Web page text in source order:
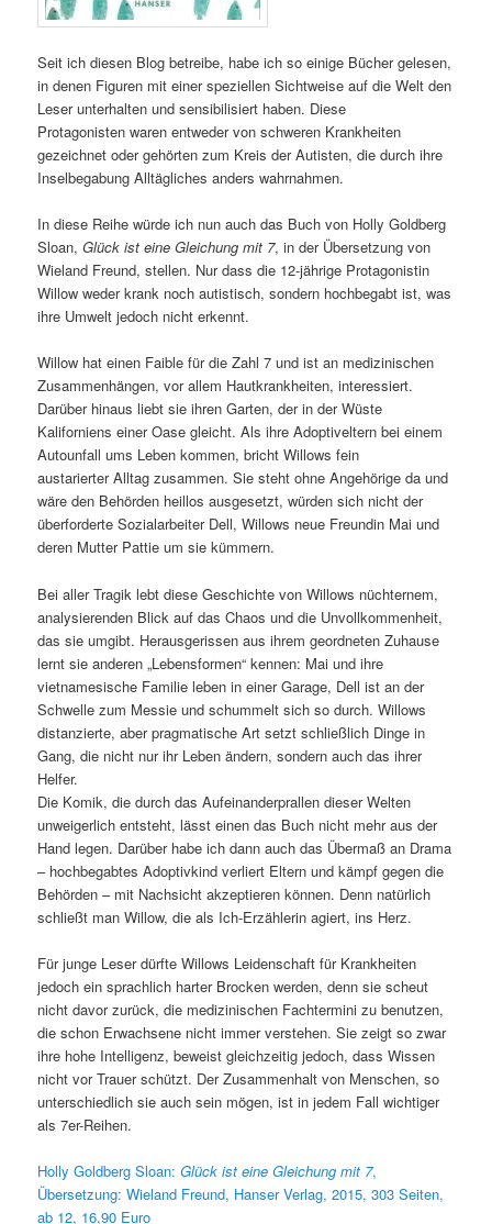
Seit ich diesen Blog betreibe, habe ich so einige Bücher gelesen,
in denen Figuren mit einer speziellen Sichtweise auf die Welt den
Leser unterhalten und sensibilisiert haben. Diese
Protagonisten waren entweder von schweren Krankheiten
gezeichnet oder gehörten zum Kreis der Autisten, die durch ihre
Inselbegabung Alltägliches anders wahrnahmen.
In diese Reihe würde ich nun auch das Buch von Holly Goldberg
Sloan,Glück ist eine Gleichung mit 7, in der Übersetzung von
Wieland Freund, stellen. Nur dass die 12-jährige Protagonistin
Willow weder krank noch autistisch, sondern hochbegabt ist, was
ihre Umwelt jedoch nicht erkennt.
Willow hat einen Faible für die Zahl 7 und ist an medizinischen
Zusammenhängen, vor allem Hautkrankheiten, interessiert.
Darüber hinaus liebt sie ihren Garten, der in der Wüste
Kaliforniens einer Oase gleicht. Als ihre Adoptiveltern bei einem
Autounfall ums Leben kommen, bricht Willows fein
austarierter Alltag zusammen. Sie steht ohne Angehörige da und
wäre den Behörden heillos ausgesetzt, würden sich nicht der
überforderte Sozialarbeiter Dell, Willows neue Freundin Mai und
deren Mutter Pattie um sie kümmern.
Bei aller Tragik lebt diese Geschichte von Willows nüchternem,
analysierenden Blick auf das Chaos und die Unvollkommenheit,
das sie umgibt. Herausgerissen aus ihrem geordneten Zuhause
lernt sie anderen „Lebensformen“ kennen: Mai und ihre
vietnamesische Familie leben in einer Garage, Dell ist an der
Schwelle zum Messie und schummelt sich so durch. Willows
distanzierte, aber pragmatische Art setzt schließlich Dinge in
Gang, die nicht nur ihr Leben ändern, sondern auch das ihrer
Helfer.
Die Komik, die durch das Aufeinanderprallen dieser Welten
unweigerlich entsteht, lässt einen das Buch nicht mehr aus der
Hand legen. Darüber habe ich dann auch das Übermaß an Drama
– hochbegabtes Adoptivkind verliert Eltern und kämpf gegen die
Behörden – mit Nachsicht akzeptieren können. Denn natürlich
schließt man Willow, die als Ich-Erzählerin agiert, ins Herz.
Für junge Leser dürfte Willows Leidenschaft für Krankheiten
jedoch ein sprachlich harter Brocken werden, denn sie scheut
nicht davor zurück, die medizinischen Fachtermini zu benutzen,
die schon Erwachsene nicht immer verstehen. Sie zeigt so zwar
ihre hohe Intelligenz, beweist gleichzeitig jedoch, dass Wissen
nicht vor Trauer schützt. Der Zusammenhalt von Menschen, so
unterschiedlich sie auch sein mögen, ist in jedem Fall wichtiger
als 7er-Reihen.
Holly Goldberg Sloan:Glück ist eine Gleichung mit 7,
Übersetzung: Wieland Freund, Hanser Verlag, 2015, 303 Seiten,
ab 12, 16,90 Euro